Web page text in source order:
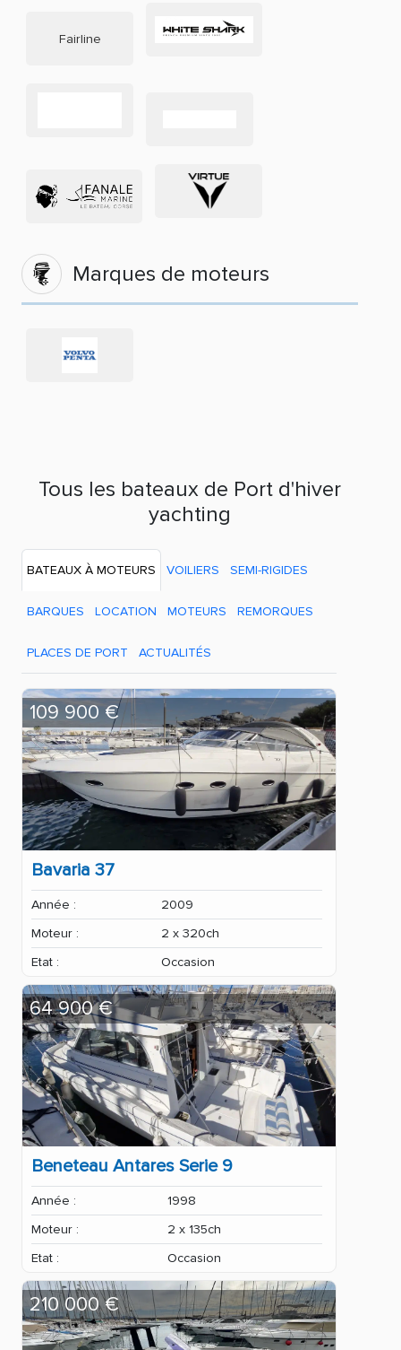
Fairline
Marques de moteurs
Tous les bateaux de Port d'hiver
yachting
BATEAUX À MOTEURS VOILIERS SEMI-RIGIDES
BARQUES LOCATION MOTEURS REMORQUES
PLACES DE PORT ACTUALITÉS
Bavaria 37
Année :
2009
Moteur :
2 x 320ch
Etat :
Occasion
109 900 €
Beneteau Antares Serie 9
Année :
1998
Moteur :
2 x 135ch
Etat :
Occasion
64 900 €
210 000 €